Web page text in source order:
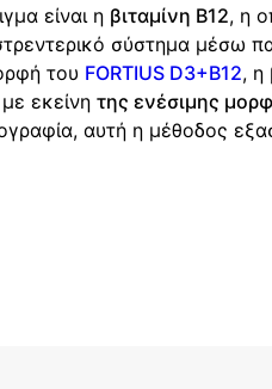
είναι η βιταμίνη Β12, η
σύστημα μέσω
του FORTIUS D3+B12, η
εκείνη της ενέσιμης
αυτή η μέθοδος